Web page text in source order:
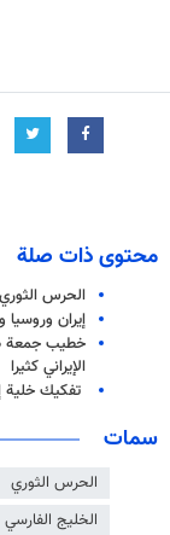
محتوى ذات صلة
الحرس
إيران
خطيب جمعة
الإيراني كثيرا
تفكيك خلية
سمات
الحرس الثوري
الخليج الفارسي